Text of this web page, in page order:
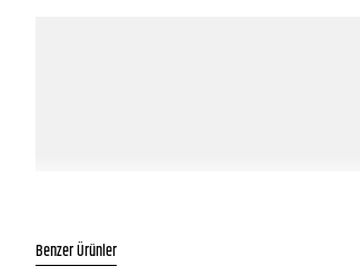
Benzer Ürünler